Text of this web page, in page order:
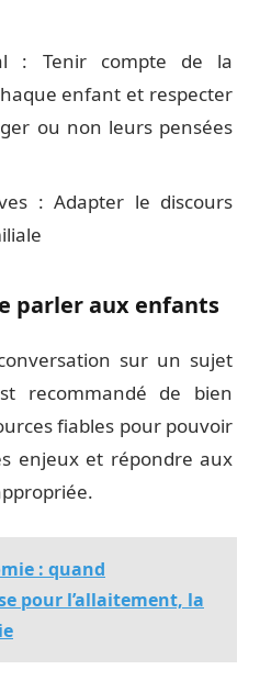
: Tenir compte de la
enfant et respecter
ou non leurs pensées
: Adapter le discours
parler aux enfants
sur un sujet
recommandé de bien
fiables pour pouvoir
enjeux et répondre aux
: quand
pour l’allaitement, la